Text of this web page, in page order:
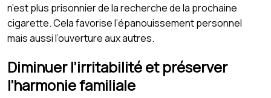
n’est plus prisonnier de la recherche de la prochaine
cigarette. Cela favorise l’épanouissement personnel
mais aussi l’ouverture aux autres.
Diminuer l’irritabilité et préserver
l’harmonie familiale